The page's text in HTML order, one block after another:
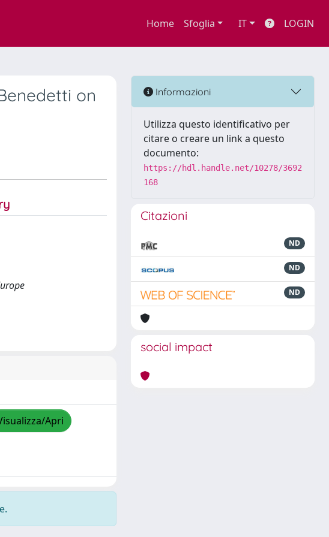
Home Sfoglia IT LOGIN
on
Apri
Informazioni
Utilizza questo identificativo per
citare o creare un link a questo
documento:
https://hdl.handle.net/10278/3692
168
Citazioni
ND
ND
ND
social impact